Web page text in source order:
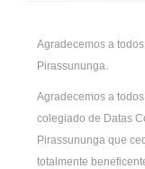
Agradecemos a
Pirassununga.
Agradecemos a
colegiado de Datas
Pirassununga que
totalmente